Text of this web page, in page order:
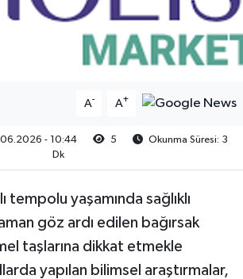
A- A+
- 10:44 5
Okunma Süresi: 3
Dk
tempolu yaşamında sağlıklı
göz ardı edilen bağırsak
taşlarına dikkat etmekle
yapılan bilimsel araştırmalar,